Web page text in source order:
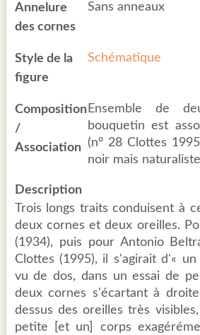
Annelure
des cornes
Sans anneaux
Style de la
figure
Schématique
Composition
/
Association
Ensemble de
bouquetin est
(n° 28 Clottes
noir mais
Description
Trois longs traits conduisent à
deux cornes et deux oreilles.
(1934), puis pour Antonio
Clottes (1995), il s'agirait d'«
vu de dos, dans un essai de
deux cornes s'écartant à
dessus des oreilles très
petite [et un] corps